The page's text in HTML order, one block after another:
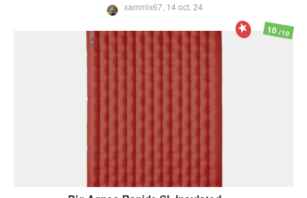
xammix67, 14 oct. 24
10/10